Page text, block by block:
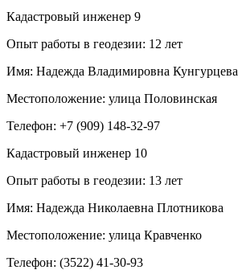
Кадастровый инженер 9
Опыт работы в геодезии: 12 лет
Имя: Надежда Владимировна Кунгурцева
Местоположение: улица Половинская
Телефон: +7 (909) 148-32-97
Кадастровый инженер 10
Опыт работы в геодезии: 13 лет
Имя: Надежда Николаевна Плотникова
Местоположение: улица Кравченко
Телефон: (3522) 41-30-93